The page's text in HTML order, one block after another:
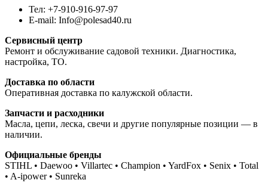
Тел: +7-910-916-97-97
E-mail: Info@polesad40.ru
Сервисный центр
Ремонт и обслуживание садовой техники. Диагностика,
настройка, ТО.
Доставка по области
Оперативная доставка по калужской области.
Запчасти и расходники
Масла, цепи, леска, свечи и другие популярные позиции — в
наличии.
Официальные бренды
STIHL • Daewoo • Villartec • Champion • YardFox • Senix • Total
• A-ipower • Sunreka